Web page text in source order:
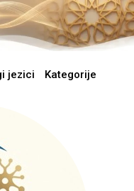
jezici
Kategorije